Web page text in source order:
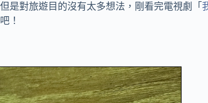
是對旅遊目的沒有太多想法，剛看完電視劇「
！